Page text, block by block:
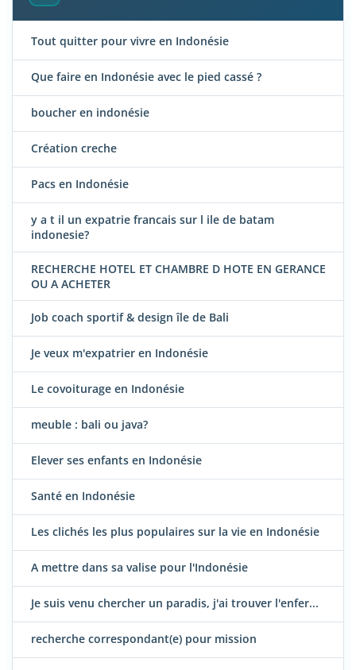
Tout quitter pour vivre en Indonésie
Que faire en Indonésie avec le pied cassé ?
boucher en indonésie
Création creche
Pacs en Indonésie
y a t il un expatrie francais sur l ile de batam
indonesie?
RECHERCHE HOTEL ET CHAMBRE D HOTE EN GERANCE
OU A ACHETER
Job coach sportif & design île de Bali
Je veux m'expatrier en Indonésie
Le covoiturage en Indonésie
meuble : bali ou java?
Elever ses enfants en Indonésie
Santé en Indonésie
Les clichés les plus populaires sur la vie en Indonésie
A mettre dans sa valise pour l'Indonésie
Je suis venu chercher un paradis, j'ai trouver l'enfer...
recherche correspondant(e) pour mission